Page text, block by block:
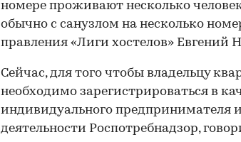
номере проживают несколько
обычно с санузлом на несколько
правления «Лиги хостелов» Евгений
Сейчас, для того чтобы владельцу
необходимо зарегистрироваться в
индивидуального предпринимателя
деятельности Роспотребнадзор,